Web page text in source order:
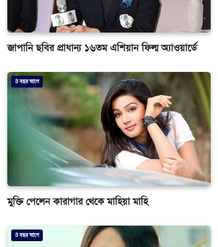
জাপানি ছবির প্রাধান্য ১৬তম এশিয়ান ফিল্ম অ্যাওয়ার্ডে
3 বছর আগে
মুক্তি পেলেন কারাগার থেকে মাহিয়া মাহি
3 বছর আগে